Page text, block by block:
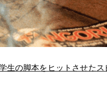
生の脚本をヒットさせた